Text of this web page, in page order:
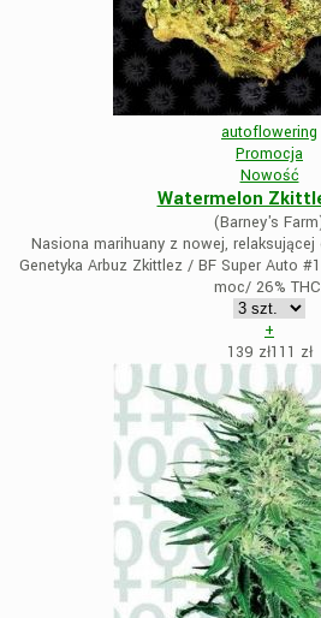
autoflowering
Promocja
Nowość
Watermelon
(Barney's
Nasiona marihuany z nowej,
Genetyka Arbuz Zkittlez / BF Super Auto
moc/ 26%
+
139 zł111 zł